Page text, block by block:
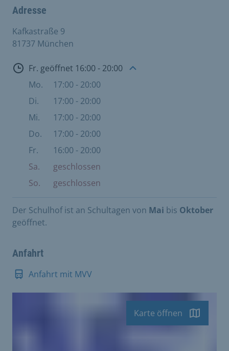
Adresse
Kafkastraße 9
81737 München
ÖffnungszeitenFr. geöffnet 16:00 - 20:00
Mo.
17:00 - 20:00
Di.
17:00 - 20:00
Mi.
17:00 - 20:00
Do.
17:00 - 20:00
Fr.
16:00 - 20:00
Sa.
geschlossen
So.
geschlossen
Der Schulhof ist an Schultagen von Mai bis Oktober
geöffnet.
Anfahrt
Anfahrt mit MVV
Karte öffnen